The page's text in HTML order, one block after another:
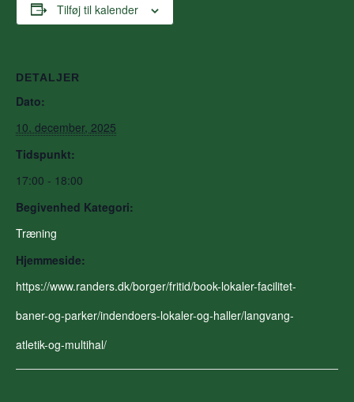
Tilføj til kalender
DETALJER
Dato:
10. december, 2025
Tidspunkt:
17:00 - 18:00
Begivenhed Kategori:
Træning
Hjemmeside:
https://www.randers.dk/borger/fritid/book-lokaler-facilitet-
baner-og-parker/indendoers-lokaler-og-haller/langvang-
atletik-og-multihal/